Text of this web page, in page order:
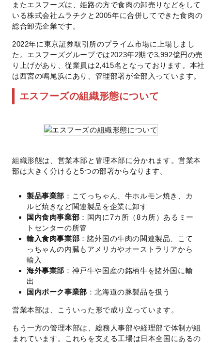
またエスフーズは、姫路の方で食肉の卸売りなどをして
いる株式会社ムラチクと2005年に合併してできた食肉の
総合卸売企業です。
2022年に東京証券取引所のプライム市場に上場しまし
た。エスフーズグループでは2023年2期で3,992億円の売
り上げがあり、従業員は2,415名となっております。本社
は西宮の鳴尾浜にあり、管理部署が全部入っています。
エスフーズの組織形態について
組織形態は、営業本部と管理本部に分かれます。営業本
部は大きく分けると5つの部署からなります。
製品事業部 ：こてっちゃん、牛ホルモン焼き、カ
ルビ焼きなど関連製品を企業に卸す
国内食肉事業部 ：国内に7カ所（8カ所）あるミー
トセンターの所管
輸入食肉事業部 ：諸外国の牛肉の関連製品、こて
っちゃんの内臓もアメリカやオーストラリアから
輸入
海外事業部 ：神戸牛や国産の銘柄牛を諸外国に輸
出
国内ポーク事業部 ：北海道の豚製品を扱う
営業本部は、こういった形で成り立っています。
もう一方の管理本部は、総務人事部や経理部で体制が組
まれています。これらを支える工場は日本全国にあるの